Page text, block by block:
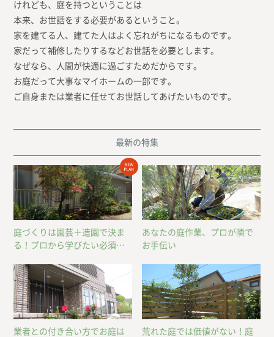
けれども、庭を持つということは
本来、お世話をする必要があるということ。
家を建てる人、建てた人はよく忘れがちになるものです。
家だって補修したりするなどお世話を必要とします。
なぜなら、人間が快適に過ごすためだからです。
お庭だって大事なマイホームの一部です。
ご自身または業者に任せてお世話してあげたいものです。
最新の特集
庭づくりは園芸＋造園で決ま
る！プロから学びたい必須の
あなたの庭作業、プロが隣で
お手伝い
業者との付き合い方でお庭は
荒れた庭では価値がない！庭